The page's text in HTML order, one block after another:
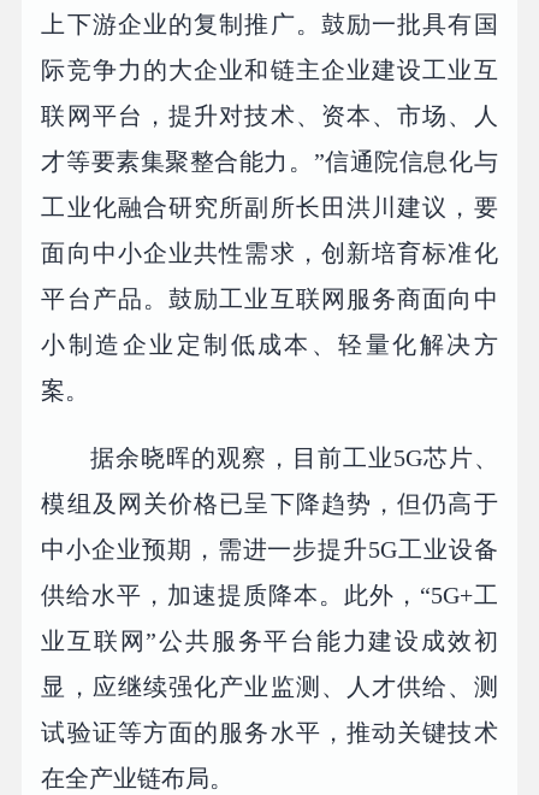
上下游企业的复制推广。鼓励一批具有国
际竞争力的大企业和链主企业建设工业互
联网平台，提升对技术、资本、市场、人
才等要素集聚整合能力。”信通院信息化与
工业化融合研究所副所长田洪川建议，要
面向中小企业共性需求，创新培育标准化
平台产品。鼓励工业互联网服务商面向中
小制造企业定制低成本、轻量化解决方
案。
据余晓晖的观察，目前工业5G芯片、
模组及网关价格已呈下降趋势，但仍高于
中小企业预期，需进一步提升5G工业设备
供给水平，加速提质降本。此外，“5G+工
业互联网”公共服务平台能力建设成效初
显，应继续强化产业监测、人才供给、测
试验证等方面的服务水平，推动关键技术
在全产业链布局。